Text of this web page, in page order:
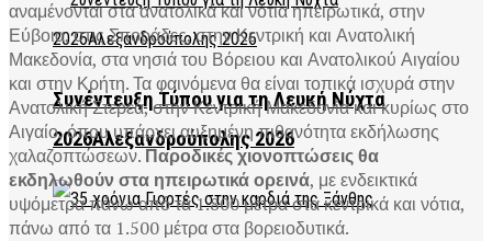
Συνέντευξη Τύπου για τη Λευκή Νύχτα
2026Αλεξανδρούπολης 2026
αναμένονται στα ανατολικά και νότια ηπειρωτικά, στην
Εύβοια, στις Σποράδες, στην Κεντρική και Ανατολική
Μακεδονία, στα νησιά του Βόρειου και Ανατολικού Αιγαίου
και στην Κρήτη. Τα φαινόμενα θα είναι τοπικά ισχυρά στην
Ανατολική Στερεά, στην Κεντρική Μακεδονία και κυρίως στο
Αιγαίο, όπου υπάρχει αυξημένη πιθανότητα εκδήλωσης
χαλαζοπτώσεων.Παροδικές χιονοπτώσεις θα
εκδηλωθούν στα ηπειρωτικά ορεινά, με ενδεικτικά
υψόμετρα πάνω από τα 1.800 μέτρα στα κεντρικά και νότια,
πάνω από τα 1.500 μέτρα στα βορειοδυτικά.